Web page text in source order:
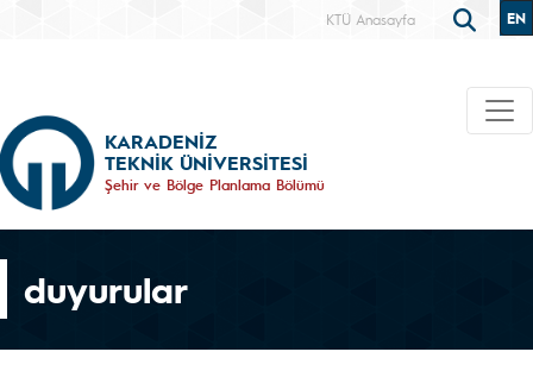
KTÜ Anasayfa EN
KARADENİZ
TEKNİK ÜNİVERSİTESİ
Şehir ve Bölge Planlama Bölümü
duyurular